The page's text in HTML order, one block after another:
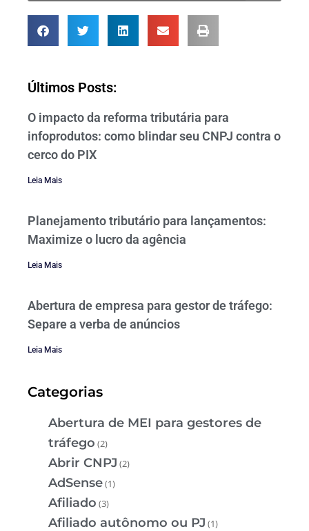
Últimos Posts:
O impacto da reforma tributária para
infoprodutos: como blindar seu CNPJ contra o
cerco do PIX
Leia Mais
Planejamento tributário para lançamentos:
Maximize o lucro da agência
Leia Mais
Abertura de empresa para gestor de tráfego:
Separe a verba de anúncios
Leia Mais
Categorias
Abertura de MEI para gestores de
tráfego (2)
Abrir CNPJ (2)
AdSense(1)
Afiliado (3)
Afiliado autônomo ou PJ (1)